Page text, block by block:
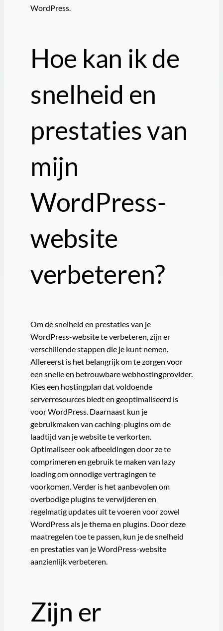
WordPress.
Hoe kan ik de
snelheid en
prestaties van
mijn
WordPress-
website
verbeteren?
Om de snelheid en prestaties van je
WordPress-website te verbeteren, zijn er
verschillende stappen die je kunt nemen.
Allereerst is het belangrijk om te zorgen voor
een snelle en betrouwbare webhostingprovider.
Kies een hostingplan dat voldoende
serverresources biedt en geoptimaliseerd is
voor WordPress. Daarnaast kun je
gebruikmaken van caching-plugins om de
laadtijd van je website te verkorten.
Optimaliseer ook afbeeldingen door ze te
comprimeren en gebruik te maken van lazy
loading om onnodige vertragingen te
voorkomen. Verder is het aanbevolen om
overbodige plugins te verwijderen en
regelmatig updates uit te voeren voor zowel
WordPress als je thema en plugins. Door deze
maatregelen toe te passen, kun je de snelheid
en prestaties van je WordPress-website
aanzienlijk verbeteren.
Zijn er